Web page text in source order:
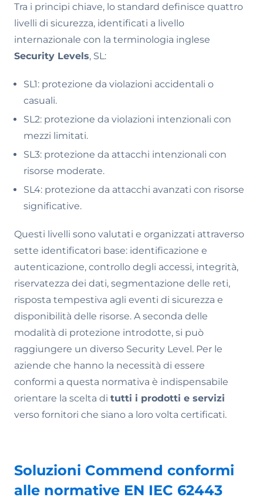
Tra i principi chiave, lo standard definisce quattro
livelli di sicurezza, identificati a livello
internazionale con la terminologia inglese
Security Levels, SL:
SL1: protezione da violazioni accidentali o
casuali.
SL2: protezione da violazioni intenzionali con
mezzi limitati.
SL3: protezione da attacchi intenzionali con
risorse moderate.
SL4: protezione da attacchi avanzati con risorse
significative.
Questi livelli sono valutati e organizzati attraverso
sette identificatori base: identificazione e
autenticazione, controllo degli accessi, integrità,
riservatezza dei dati, segmentazione delle reti,
risposta tempestiva agli eventi di sicurezza e
disponibilità delle risorse. A seconda delle
modalità di protezione introdotte, si può
raggiungere un diverso Security Level. Per le
aziende che hanno la necessità di essere
conformi a questa normativa è indispensabile
orientare la scelta di tutti i prodotti e servizi
verso fornitori che siano a loro volta certificati.
Soluzioni Commend conformi
alle normative EN IEC 62443